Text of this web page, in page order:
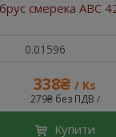
смерека ABC
338₴ / Ks
279₴ без ПДВ /
Купити